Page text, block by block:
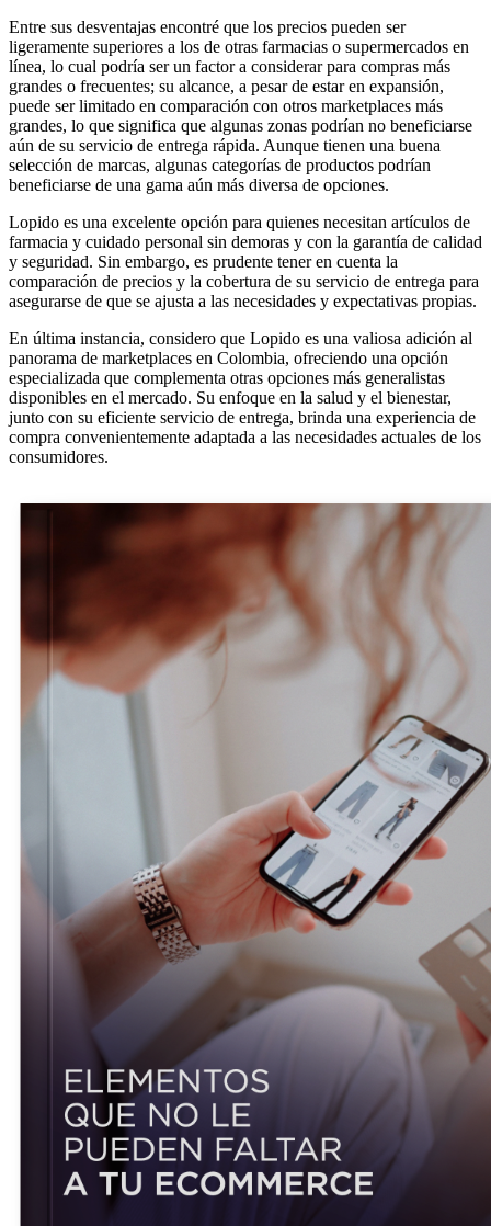
Entre sus desventajas encontré que los precios pueden ser
ligeramente superiores a los de otras farmacias o supermercados en
línea, lo cual podría ser un factor a considerar para compras más
grandes o frecuentes; su alcance, a pesar de estar en expansión,
puede ser limitado en comparación con otros marketplaces más
grandes, lo que significa que algunas zonas podrían no beneficiarse
aún de su servicio de entrega rápida. Aunque tienen una buena
selección de marcas, algunas categorías de productos podrían
beneficiarse de una gama aún más diversa de opciones.
Lopido es una excelente opción para quienes necesitan artículos de
farmacia y cuidado personal sin demoras y con la garantía de calidad
y seguridad. Sin embargo, es prudente tener en cuenta la
comparación de precios y la cobertura de su servicio de entrega para
asegurarse de que se ajusta a las necesidades y expectativas propias.
En última instancia, considero que Lopido es una valiosa adición al
panorama de marketplaces en Colombia, ofreciendo una opción
especializada que complementa otras opciones más generalistas
disponibles en el mercado. Su enfoque en la salud y el bienestar,
junto con su eficiente servicio de entrega, brinda una experiencia de
compra convenientemente adaptada a las necesidades actuales de los
consumidores.